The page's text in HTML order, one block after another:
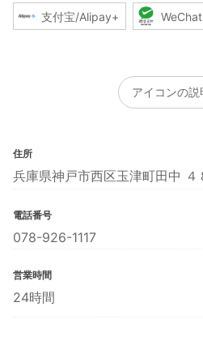
支付宝/Alipay+
アイコンの説
住所
兵庫県神戸市西区玉津町田中 ４
電話番号
078-926-1117
営業時間
24時間